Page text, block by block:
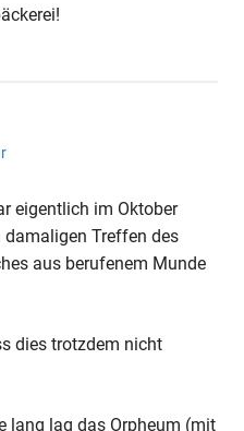
eigentlich im Oktober
Treffen des
aus berufenem Munde
dies trotzdem nicht
lang lag das Orpheum (mit